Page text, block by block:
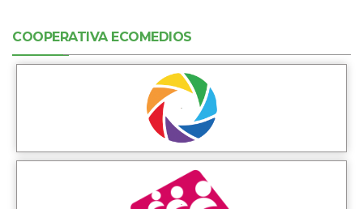
COOPERATIVA ECOMEDIOS